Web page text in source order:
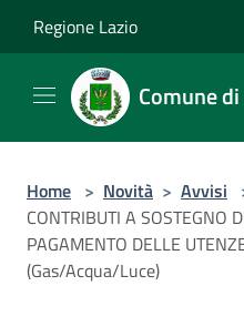
Regione Lazio
Comune
Home > Novità > Avvisi
CONTRIBUTI A SOSTEGNO
PAGAMENTO DELLE
(Gas/Acqua/Luce)